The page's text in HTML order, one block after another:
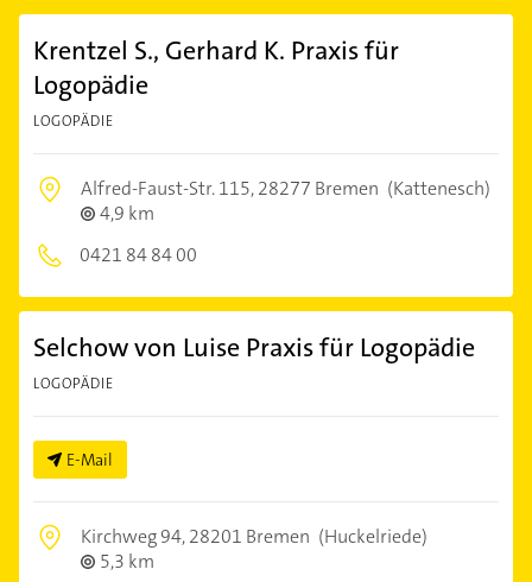
Krentzel S., Gerhard K. Praxis für
Logopädie
LOGOPÄDIE
Alfred-Faust-Str. 115,28277 Bremen (Kattenesch)
4,9 km
0421 84 84 00
Selchow von Luise Praxis für Logopädie
LOGOPÄDIE
E-Mail
Kirchweg 94,28201 Bremen (Huckelriede)
5,3 km